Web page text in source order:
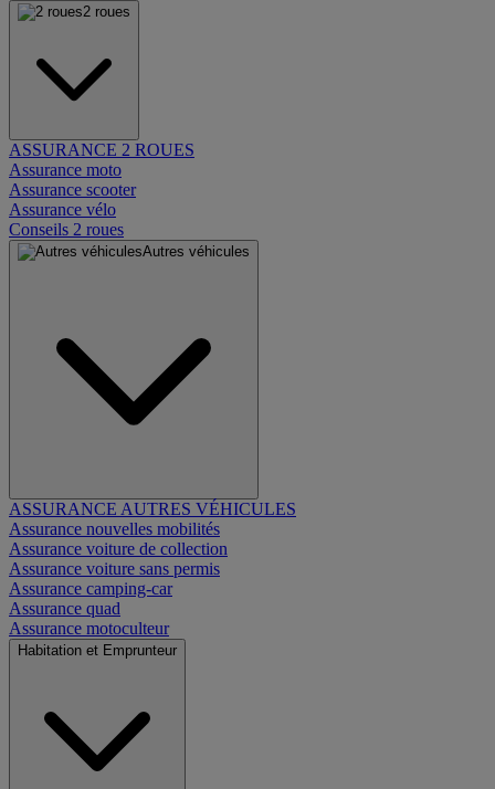
2 roues
ASSURANCE 2 ROUES
Assurance moto
Assurance scooter
Assurance vélo
Conseils 2 roues
Autres véhicules
ASSURANCE AUTRES VÉHICULES
Assurance nouvelles mobilités
Assurance voiture de collection
Assurance voiture sans permis
Assurance camping-car
Assurance quad
Assurance motoculteur
Habitation et Emprunteur